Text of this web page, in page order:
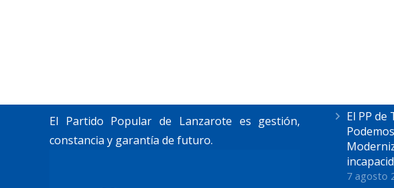
El Partido Popular de Lanzarote es gestión,
constancia y garantía de futuro.
El PP de
7 agosto